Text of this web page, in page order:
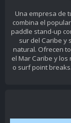
Una empresa de
combina el
paddle stand-up
sur del Caribe y
natural. Ofrecen
el Mar Caribe y
o surf point